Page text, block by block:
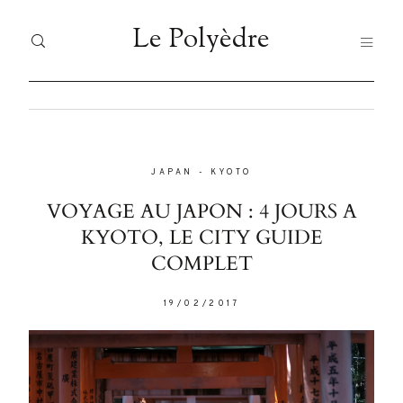
Le Polyèdre
JAPAN - KYOTO
VOYAGE AU JAPON : 4 JOURS A
KYOTO, LE CITY GUIDE
COMPLET
19/02/2017
Le Polyèdre
Tristique
Nullam
eget urna
mollis
ornare vel
VOYAGES
JAPAN
LIFESTYLE